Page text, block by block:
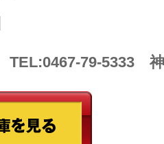
79-5333 神